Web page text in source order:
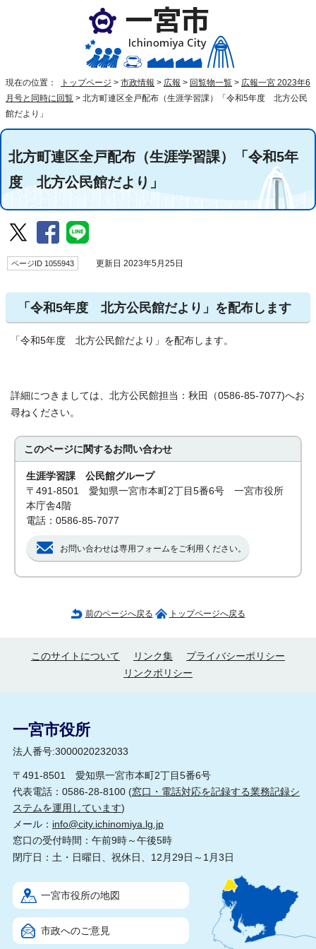
現在の位置： トップページ > 市政情報 > 広報 > 回覧物一覧 > 広報一宮 2023年6
月号と同時に回覧 > 北方町連区全戸配布（生涯学習課）「令和5年度 北方公民
館だより」
北方町連区全戸配布（生涯学習課）「令和5年
度 北方公民館だより」
ページID 1055943 更新日 2023年5月25日
「令和5年度 北方公民館だより」を配布します
「令和5年度 北方公民館だより」を配布します。
詳細につきましては、北方公民館担当：秋田（0586-85-7077)へお
尋ねください。
このページに関するお問い合わせ
生涯学習課 公民館グループ
〒491-8501 愛知県一宮市本町2丁目5番6号 一宮市役所
本庁舎4階
電話：0586-85-7077
お問い合わせは専用フォームをご利用ください。
前のページへ戻る トップページへ戻る
このサイトについて リンク集
プライバシーポリシー
リンクポリシー
一宮市役所
法人番号:3000020232033
〒491-8501 愛知県一宮市本町2丁目5番6号
代表電話：0586-28-8100 (窓口・電話対応を記録する業務記録シ
ステムを運用しています)
メール： info@city.ichinomiya.lg.jp
窓口の受付時間：午前9時～午後5時
閉庁日：土・日曜日、祝休日、12月29日～1月3日
一宮市役所の地図
市政へのご意見